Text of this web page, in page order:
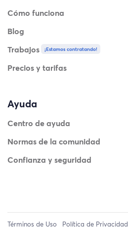
Cómo funciona
Blog
Trabajos
¡Estamos contratando!
Precios y tarifas
Ayuda
Centro de ayuda
Normas de la comunidad
Confianza y seguridad
Términos de Uso Política de Privacidad